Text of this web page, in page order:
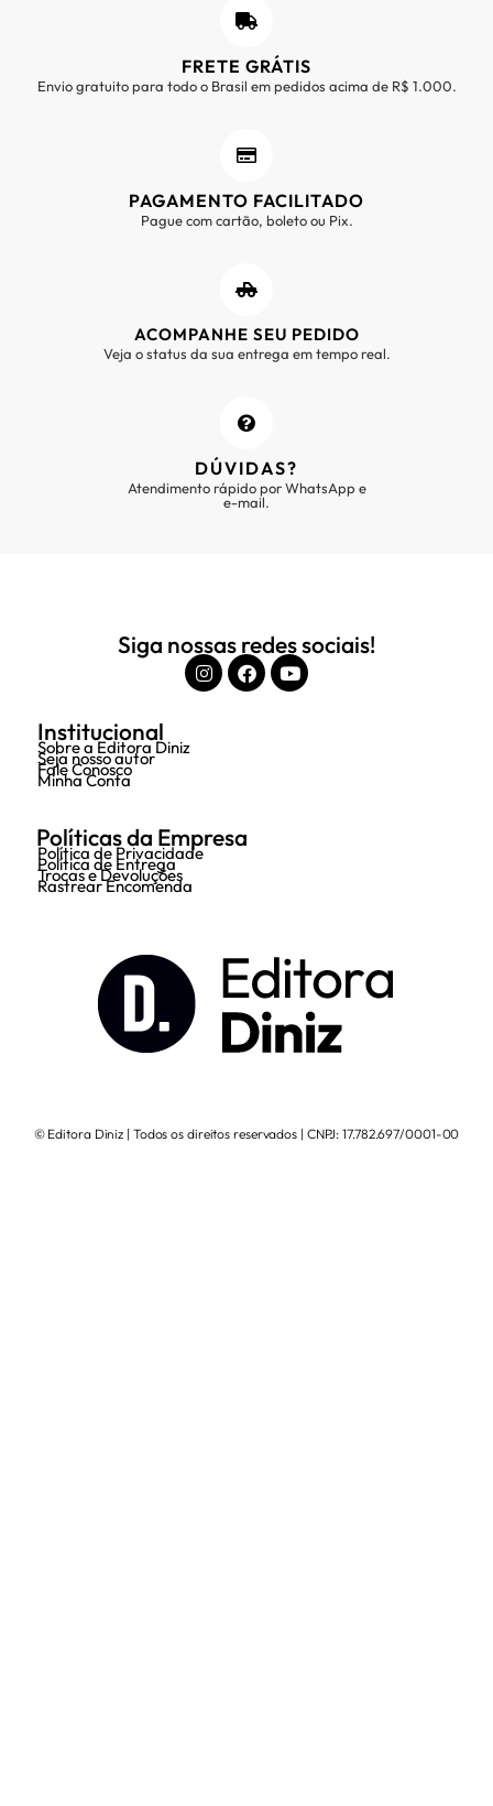
FRETE GRÁTIS
Envio gratuito para todo o Brasil em pedidos acima de R$ 1.000.
PAGAMENTO FACILITADO
Pague com cartão, boleto ou Pix.
ACOMPANHE SEU PEDIDO
Veja o status da sua entrega em tempo real.
DÚVIDAS?
Atendimento rápido por WhatsApp e
e-mail.
Siga nossas redes sociais!
Institucional
Sobre a Editora Diniz
Seja nosso autor
Fale Conosco
Minha Conta
Políticas da Empresa
Política de Privacidade
Política de Entrega
Trocas e Devoluções
Rastrear Encomenda
© Editora Diniz | Todos os direitos reservados | CNPJ: 17.782.697/0001-00